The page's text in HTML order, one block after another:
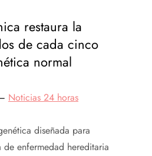
restaura la
de cada cinco
normal
Noticias 24 horas
diseñada para
enfermedad hereditaria